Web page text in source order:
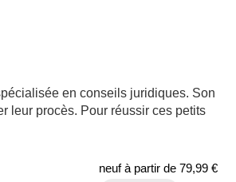
en conseils juridiques. Son
leur procès. Pour réussir ces petits
neuf à partir de 79,99 €